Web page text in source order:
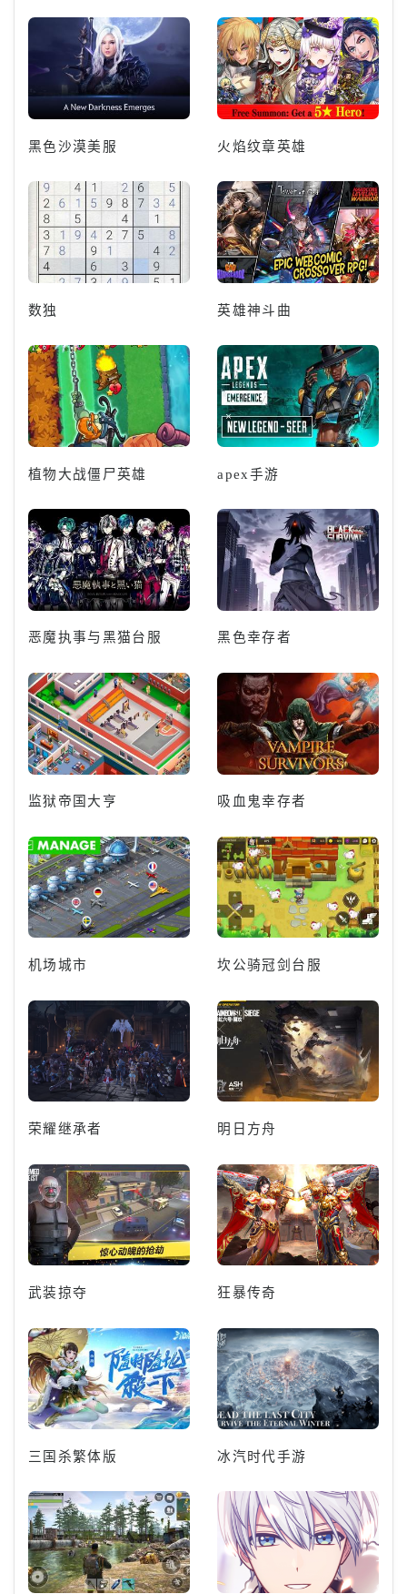
黑色沙漠美服 火焰纹章英雄
数独 英雄神斗曲
植物大战僵尸英雄 apex手游
恶魔执事与黑猫台服 黑色幸存者
监狱帝国大亨 吸血鬼幸存者
机场城市 坎公骑冠剑台服
荣耀继承者 明日方舟
武装掠夺 狂暴传奇
三国杀繁体版 冰汽时代手游